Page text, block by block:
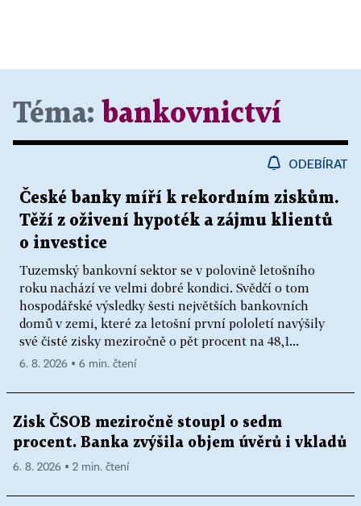
Téma: bankovnictví
ODEBÍRAT
České banky míří k rekordním ziskům.
Těží z oživení hypoték a zájmu klientů
o investice
Tuzemský bankovní sektor se v polovině letošního
roku nachází ve velmi dobré kondici. Svědčí o tom
hospodářské výsledky šesti největších bankovních
domů v zemi, které za letošní první pololetí navýšily
své čisté zisky meziročně o pět procent na 48,1...
6. 8. 2026 ▪ 6 min. čtení
Zisk ČSOB meziročně stoupl o sedm
procent. Banka zvýšila objem úvěrů i vkladů
6. 8. 2026 ▪ 2 min. čtení